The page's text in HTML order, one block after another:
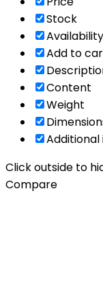
Stock
Availability
Add to
Content
Weight
Click outside to
Compare